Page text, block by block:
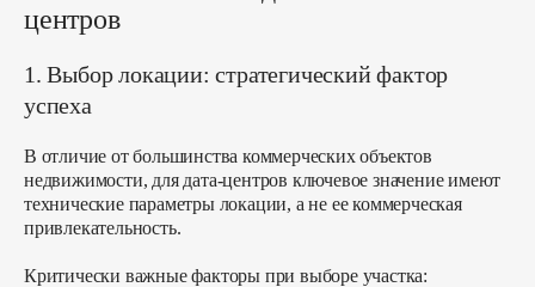
центров
1. Выбор локации: стратегический фактор
успеха
В отличие от большинства коммерческих объектов
недвижимости, для дата-центров ключевое значение имеют
технические параметры локации, а не ее коммерческая
привлекательность.
Критически важные факторы при выборе участка: